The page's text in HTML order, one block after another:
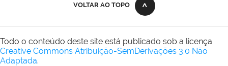
VOLTAR AO TOPO
Todo o conteúdo deste site está publicado sob a licença
Creative Commons Atribuição-SemDerivações 3.0 Não
Adaptada.